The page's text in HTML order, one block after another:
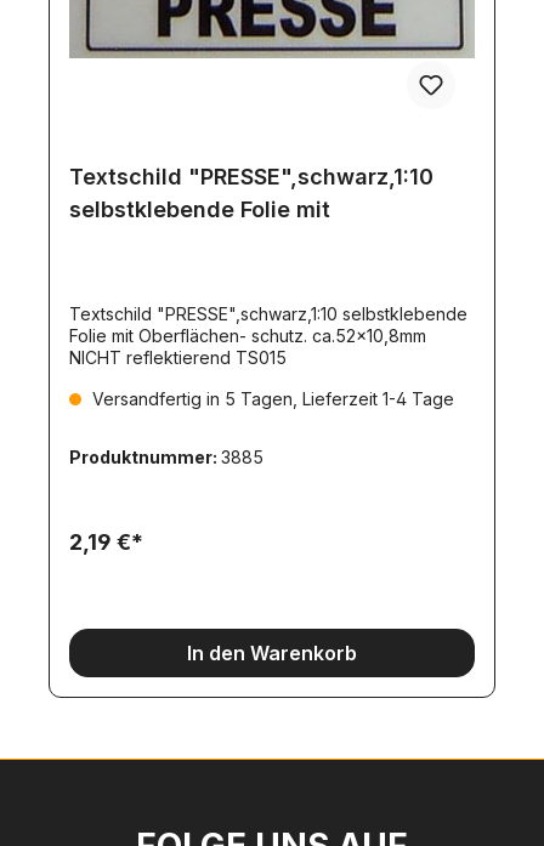
Textschild "PRESSE",schwarz,1:10
selbstklebende Folie mit
Textschild "PRESSE",schwarz,1:10 selbstklebende
Folie mit Oberflächen- schutz. ca.52x10,8mm
NICHT reflektierend TS015
Versandfertig in 5 Tagen, Lieferzeit 1-4 Tage
Produktnummer: 3885
2,19 €*
In den Warenkorb